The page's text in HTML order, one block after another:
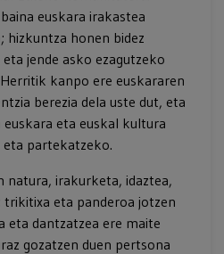
euskara irakastea
hizkuntza honen bidez
jende asko ezagutzeko
kanpo ere euskararen
berezia dela uste dut, eta
eta euskal kultura
partekatzeko.
natura, irakurketa, idaztea,
trikitixa eta panderoa jotzen
eta dantzatzea ere maite
gozatzen duen pertsona